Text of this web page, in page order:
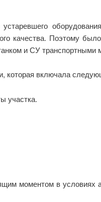
качества. Поэтому
и СУ транспортными
которая включала
участка.
моментом в условиях